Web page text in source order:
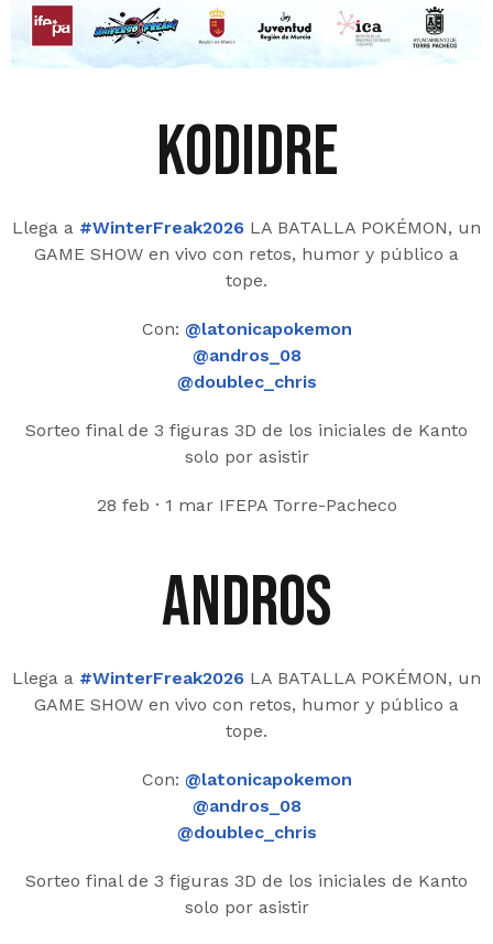
kodidre
Llega a #WinterFreak2026 LA BATALLA POKÉMON, un
GAME SHOW en vivo con retos, humor y público a
tope.
Con: @latonicapokemon
@andros_08
@doublec_chris
Sorteo final de 3 figuras 3D de los iniciales de Kanto
solo por asistir
28 feb · 1 mar IFEPA Torre-Pacheco
andros
Llega a #WinterFreak2026 LA BATALLA POKÉMON, un
GAME SHOW en vivo con retos, humor y público a
tope.
Con: @latonicapokemon
@andros_08
@doublec_chris
Sorteo final de 3 figuras 3D de los iniciales de Kanto
solo por asistir